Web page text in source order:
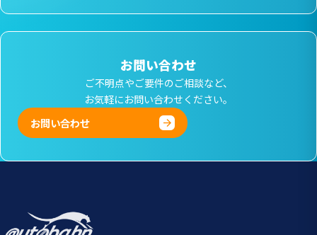
お問い合わせ
ご不明点やご要件のご相談など、
お気軽にお問い合わせください。
お問い合わせ